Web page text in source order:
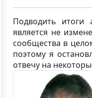
Подводить итоги
является не
сообщества в
поэтому я
отвечу на